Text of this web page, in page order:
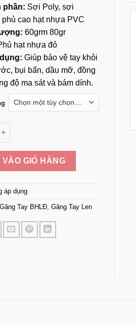
phần: Sợi Poly, sợi
phủ cao hạt nhựa PVC
60grm 80gr
hạt nhựa đỏ
Giúp bảo vệ tay khỏi
bụi bẩn, dầu mỡ, đồng
độ ma sát và bám dính.
Phủ Hạt Nhựa Đỏ số lượng
VÀO GIỎ HÀNG
áp dụng
Găng Tay BHLĐ Găng Tay Len